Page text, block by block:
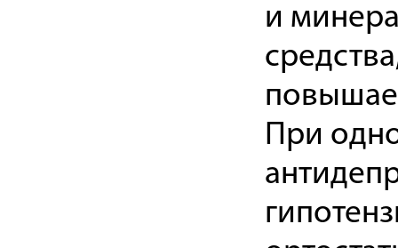
и
При